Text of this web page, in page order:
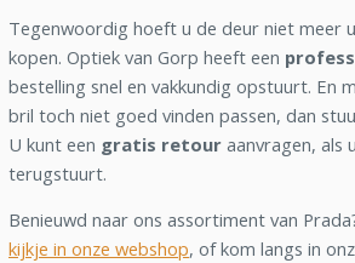
Tegenwoordig hoeft u de deur niet meer
kopen. Optiek van Gorp heeft een
bestelling snel en vakkundig opstuurt. En
bril toch niet goed vinden passen, dan
U kunt een gratis retour aanvragen, als
terugstuurt.
Benieuwd naar ons assortiment van
kijkje in onze webshop, of kom langs in